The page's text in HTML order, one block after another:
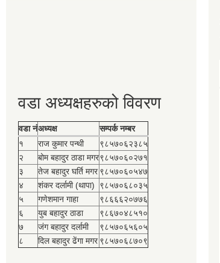
वडा अध्यक्षहरुको विवरण
वडा नंअध्यक्ष
सम्पर्क नम्बर
१
राज कुमार पन्थी
९८५७०६२३८५
२
बोम बहादुर ठाडा मगर९८५७०६०२७१
३
तेज बहादुर घर्ति मगर ९८५७०६०५४७
४
शंकर दर्लामी (थापा)
९८५७०६८०३५
५
गणेशमान गाहा
९८६६६२०७७६
६
युब बहादुर ठाडा
९८६७०४८५१०
७
जंग बहादुर दर्लामी
९८५७०६५६०५
८
दिल बहादुर ढेंगा मगर ९८५७०६८७०९